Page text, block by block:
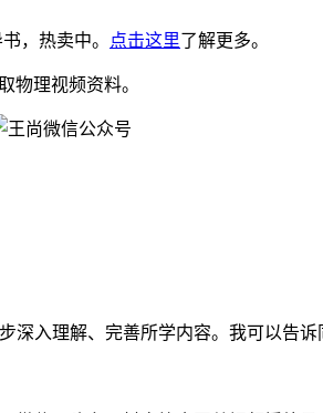
，热卖中。 点击这里了解更多。
物理视频资料。
深入理解、完善所学内容。我可以告诉